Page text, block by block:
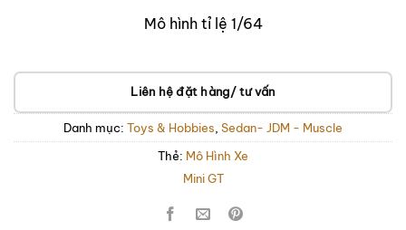
Mô hình tỉ lệ 1/64
Liên hệ đặt hàng/ tư vấn
Danh mục: Toys & Hobbies Sedan- JDM - Muscle
Thẻ: Mô Hình Xe
Mini GT